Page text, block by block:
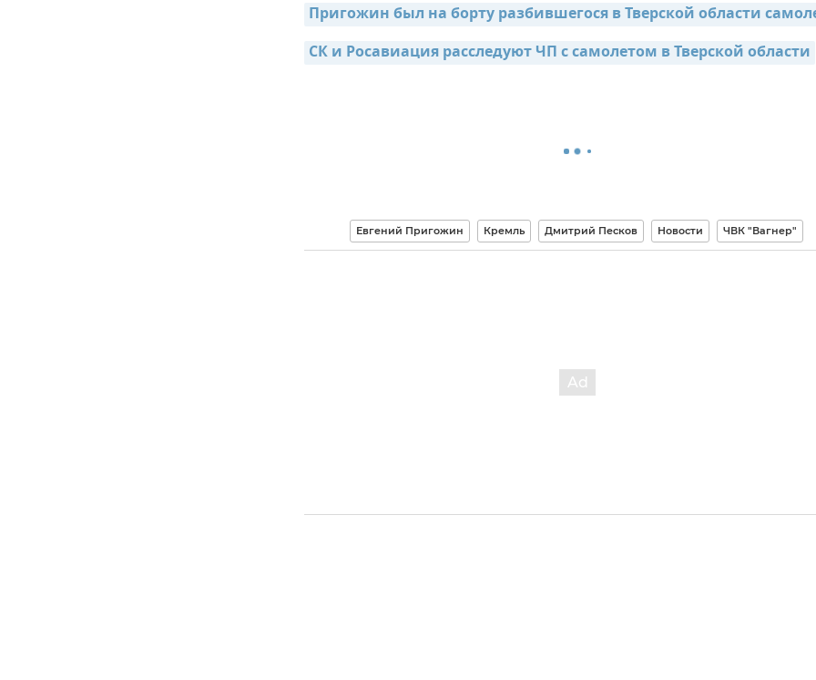
Пригожин был на борту разбившегося в Тверской области
СК и Росавиация расследуют ЧП с самолетом в Тверской области
Евгений Пригожин Кремль Дмитрий Песков Новости ЧВК "Вагнер"